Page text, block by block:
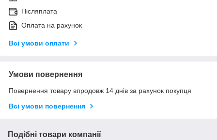
Післяплата
Оплата на рахунок
Всі умови оплати
Умови повернення
Повернення товару впродовж 14 днів за рахунок покупця
Всі умови повернення
Подібні товари компанії